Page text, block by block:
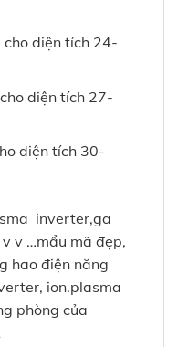
cho diện tích 24-
diện tích 27-
diện tích 30-
inverter,ga
v …mẩu mã đẹp,
hao điện năng
ion.plasma
phòng của